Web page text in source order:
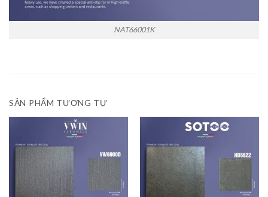
NAT66001K
SẢN PHẨM TƯƠNG TỰ